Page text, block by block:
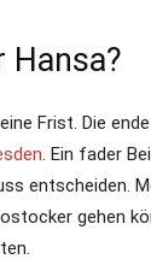
Hansa?
Frist. Die
. Ein fader
entscheiden.
gehen